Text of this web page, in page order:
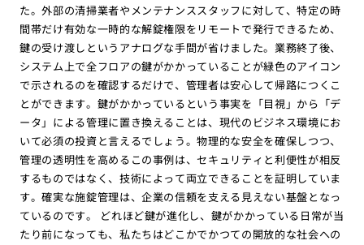
た。外部の清掃業者やメンテナンススタッフに対して、特定の時
間帯だけ有効な一時的な解錠権限をリモートで発行できるため、
鍵の受け渡しというアナログな手間が省けました。業務終了後、
システム上で全フロアの鍵がかかっていることが緑色のアイコン
で示されるのを確認するだけで、管理者は安心して帰路につくこ
とができます。鍵がかかっているという事実を「目視」から「デ
ータ」による管理に置き換えることは、現代のビジネス環境にお
いて必須の投資と言えるでしょう。物理的な安全を確保しつつ、
管理の透明性を高めるこの事例は、セキュリティと利便性が相反
するものではなく、技術によって両立できることを証明していま
す。確実な施錠管理は、企業の信頼を支える見えない基盤となっ
ているのです。 どれほど鍵が進化し、鍵がかかっている日常が当
たり前になっても、私たちはどこかでかつての開放的な社会への